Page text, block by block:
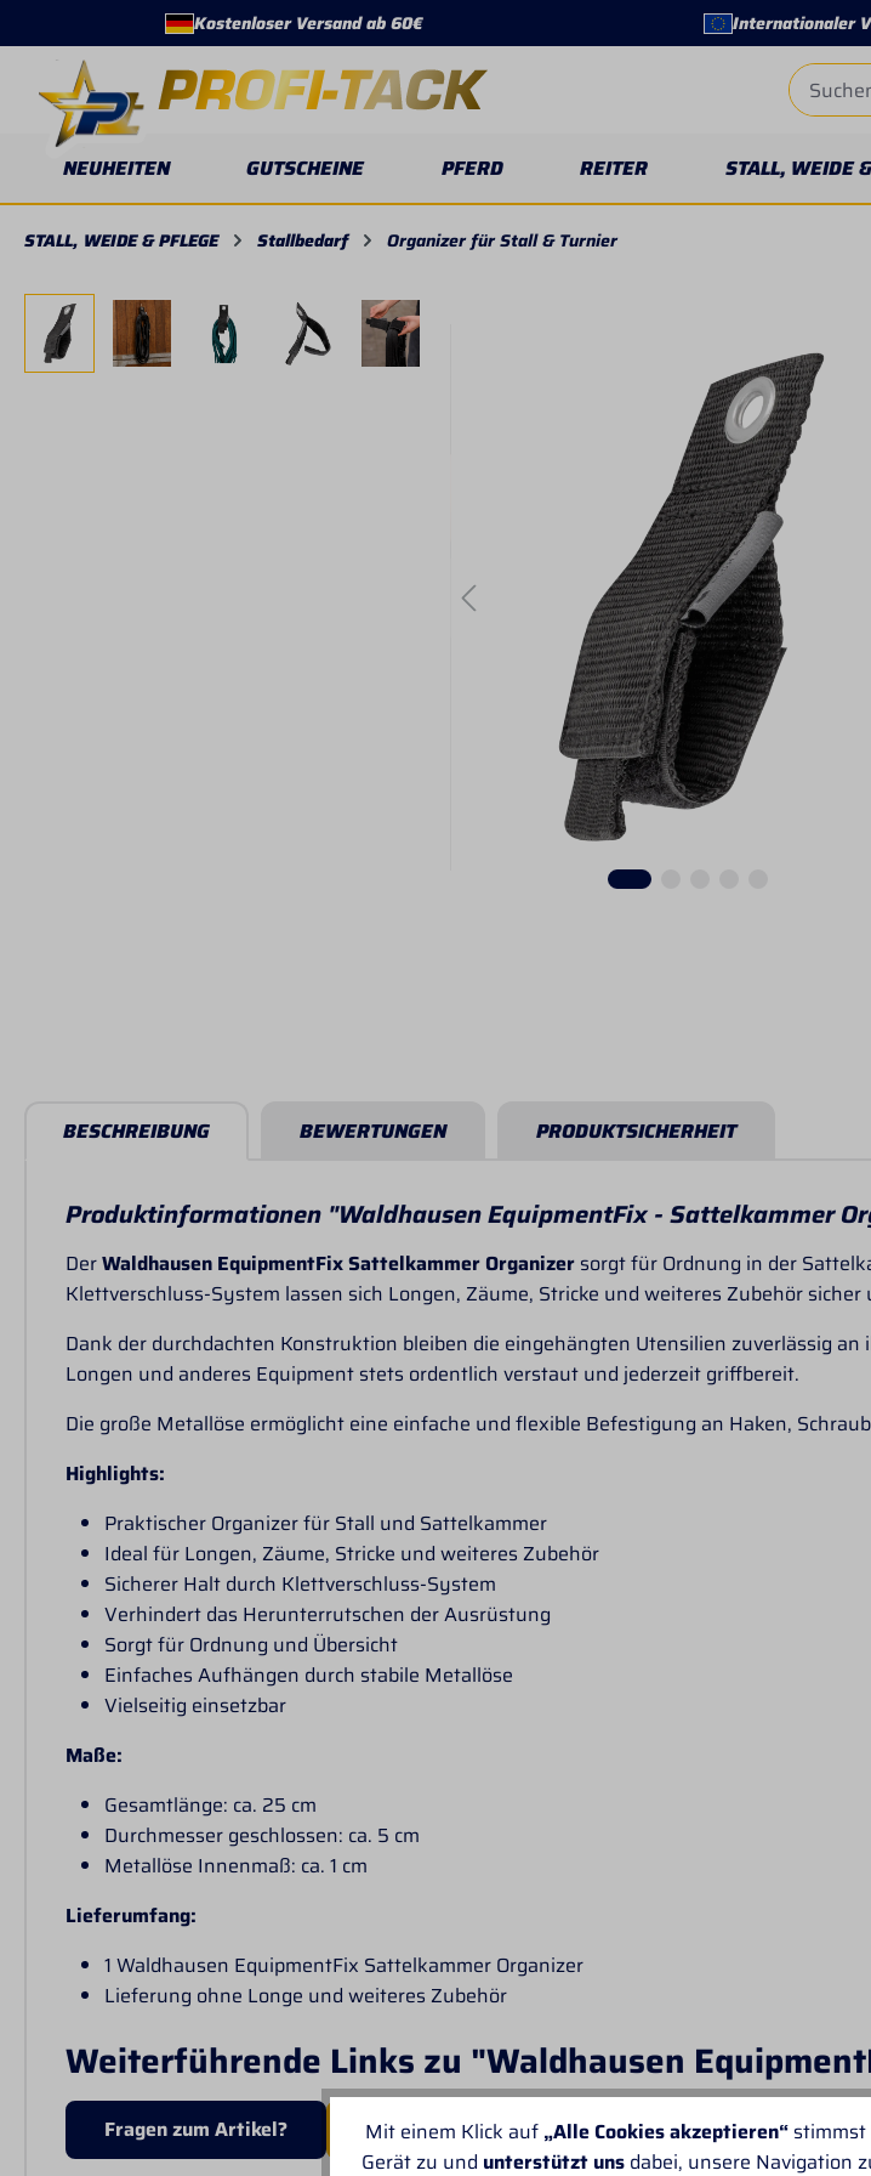
Zur Hauptnavigation springen
Kostenloser Versand ab 60€ Internationaler
NEUHEITEN GUTSCHEINE PFERD REITER STALL, WEIDE
STALL, WEIDE & PFLEGE Stallbedarf Organizer für Stall & Turnier
Bildergalerie überspringen
BESCHREIBUNG BEWERTUNGEN PRODUKTSICHERHEIT
Produktinformationen "Waldhausen EquipmentFix - Sattelkammer
DerWaldhausen EquipmentFix Sattelkammer Organizer sorgt für Ordnung in der
Klettverschluss-System lassen sich Longen, Zäume, Stricke und weiteres Zubehör
Dank der durchdachten Konstruktion bleiben die eingehängten Utensilien zuverlässig
Longen und anderes Equipment stets ordentlich verstaut und jederzeit griffbereit.
Die große Metallöse ermöglicht eine einfache und flexible Befestigung an Haken,
Highlights:
Praktischer Organizer für Stall und Sattelkammer
Ideal für Longen, Zäume, Stricke und weiteres Zubehör
Sicherer Halt durch Klettverschluss-System
Verhindert das Herunterrutschen der Ausrüstung
Sorgt für Ordnung und Übersicht
Einfaches Aufhängen durch stabile Metallöse
Vielseitig einsetzbar
Maße:
Gesamtlänge: ca. 25 cm
Durchmesser geschlossen: ca. 5 cm
Metallöse Innenmaß: ca. 1 cm
Lieferumfang:
1 Waldhausen EquipmentFix Sattelkammer Organizer
Lieferung ohne Longe und weiteres Zubehör
Weiterführende Links zu "Waldhausen
Fragen zum Artikel? MEHR VON WALDHAUSEN
Mit einem Klick auf „Alle Cookies akzeptieren“stimmst
Gerät zu und unterstützt uns dabei, unsere Navigation